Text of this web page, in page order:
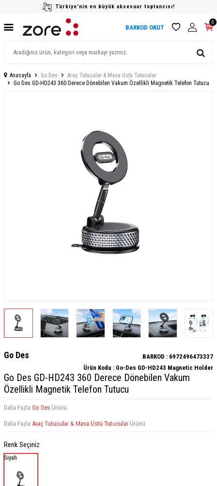
Türkiye'nin en büyük aksesuar toptancısı!
BARKOD OKUT
0
Anasayfa Go Des
Araç Tutucular & Masa Üstü Tutucular
Go Des GD-HD243 360 Derece Dönebilen Vakum Özellikli Magnetik Telefon Tutucu
Go Des BARKOD : 6972496473337
Ürün Kodu : Go-Des GD-HD243 Magnetic Holder
Go Des GD-HD243 360 Derece Dönebilen Vakum
Özellikli Magnetik Telefon Tutucu
Daha Fazla Go Des Ürünü
Daha Fazla Araç Tutucular & Masa Üstü Tutucular Ürünü
Renk Seçiniz
Siyah